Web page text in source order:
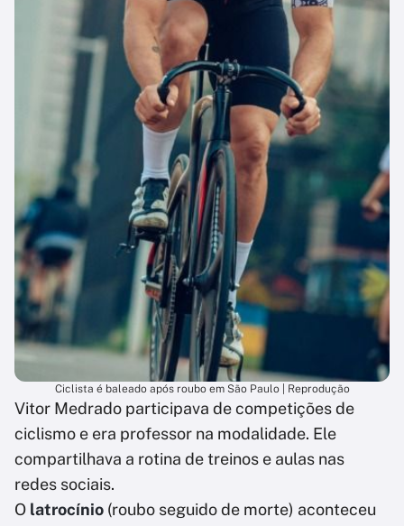
Ciclista é baleado após roubo em São Paulo | Reprodução
Vitor Medrado participava de competições de
ciclismo e era professor na modalidade. Ele
compartilhava a rotina de treinos e aulas nas
redes sociais.
O latrocínio (roubo seguido de morte) aconteceu